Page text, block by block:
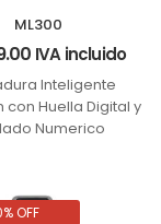
ML300
IVA incluido
Inteligente
con Huella Digital y
Numerico
OFF